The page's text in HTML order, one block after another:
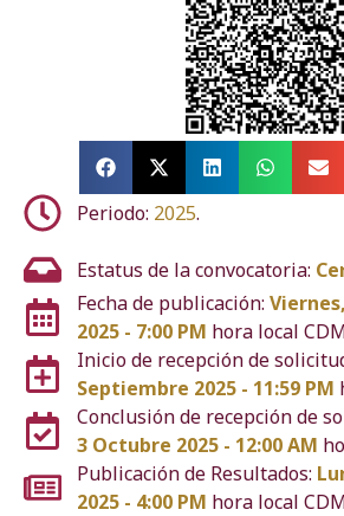
Periodo: 2025.
Estatus de la convocatoria:
Fecha de publicación:
2025 - 7:00 PM hora local
Inicio de recepción de
Septiembre 2025 - 11:59 PM
Conclusión de recepción de
3 Octubre 2025 - 12:00 AM
Publicación de Resultados:
2025 - 4:00 PM hora local